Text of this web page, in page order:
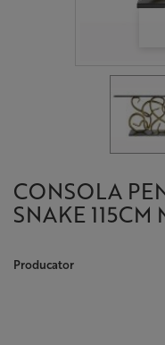
CONSOLA
SNAKE
Producator